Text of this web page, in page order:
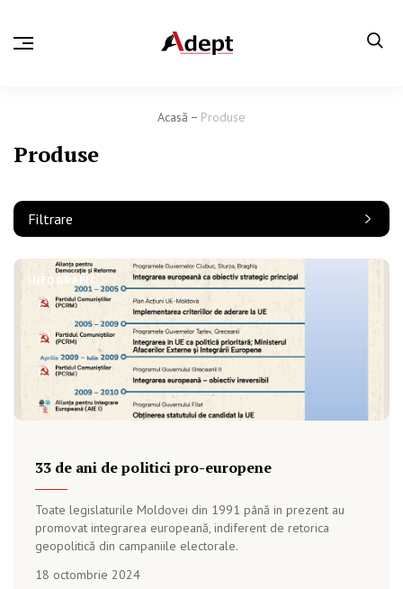
Acasă Produse
Produse
Filtrare
INFOGRAFIC
33 de ani de politici pro-europene
Toate legislaturile Moldovei din 1991 până in prezent au
promovat integrarea europeană, indiferent de retorica
geopolitică din campaniile electorale.
18 octombrie 2024